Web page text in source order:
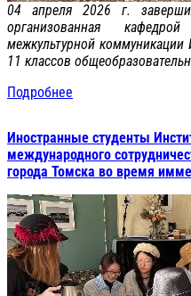
04 апреля 2026 г.
организованная
межкультурной
11 классов
Подробнее
Иностранные студенты
международного
города Томска во время